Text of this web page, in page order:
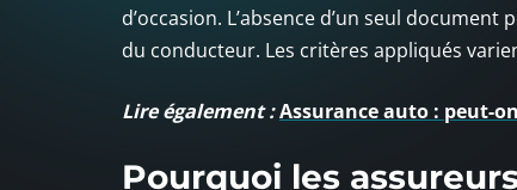
d’occasion. L’absence d’un seul
du conducteur. Les critères appliqués
Lire également :Assurance auto : peut-
Pourquoi les